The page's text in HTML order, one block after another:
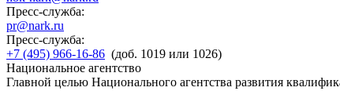
Пресс-служба:
pr@nark.ru
Пресс-служба:
+7 (495) 966-16-86 (доб. 1019 или 1026)
Национальное агентство
Главной целью Национального агентства развития